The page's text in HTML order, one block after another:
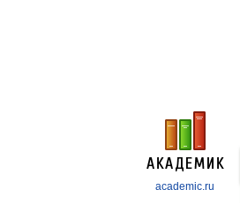
academic.ru